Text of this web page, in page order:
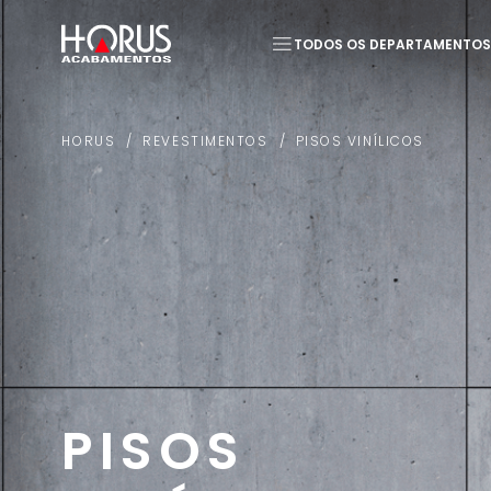
TODOS OS DEPARTAMENTOS
HORUS REVESTIMENTOS PISOS VINÍLICOS
PISOS
Termos mais buscados
1 Piso
2 20x20